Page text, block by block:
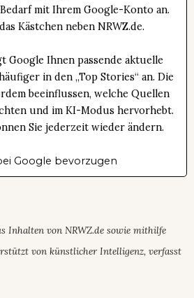
mit Ihrem Google-Konto an.
Kästchen neben NRWZ.de.
Google Ihnen passende aktuelle
in den „Top Stories“ an. Die
beeinflussen, welche Quellen
und im KI-Modus hervorhebt.
Sie jederzeit wieder ändern.
Google bevorzugen
Inhalten von NRWZ.de sowie mithilfe
von künstlicher Intelligenz, verfasst